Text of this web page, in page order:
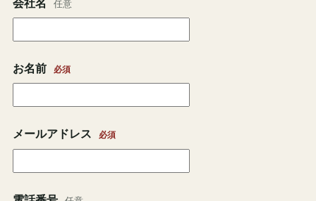
任意
お名前 必須
メールアドレス 必須